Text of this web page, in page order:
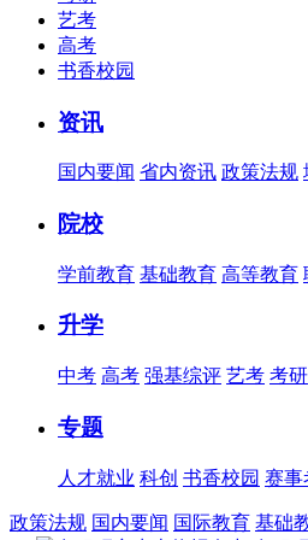
艺考
高考
书香校园
资讯
国内要闻 省内资讯 政策法规
院校
学前教育 基础教育 高等教育
升学
中考 高考 强基综评 艺考 考研
专题
人才就业 科创 书香校园 赛事
政策法规 国内要闻 国际教育 基础